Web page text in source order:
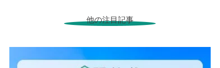
他の注目記事